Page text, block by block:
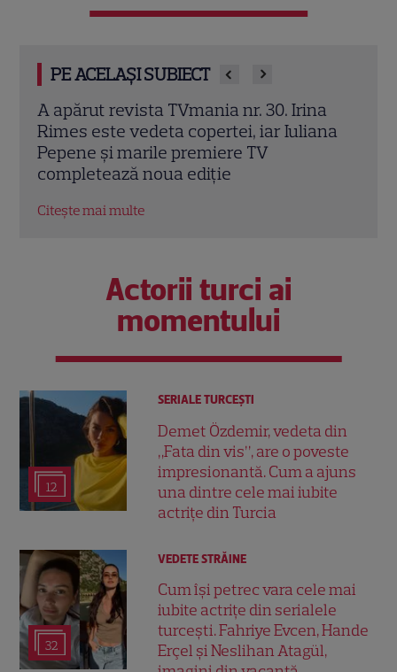
PE ACELAȘI SUBIECT
30. Irina
Iuliana
Irina Rimes dezvăluie „arma” din noul
sezon „Vocea României”. Butonul
schimbă jocul: „L-am folosit cu
EXCLUSIV
Citește mai multe
Actorii turci ai
momentului
12
SERIALE TURCEŞTI
Demet Özdemir, vedeta din
„Fata din vis”, are o poveste
impresionantă. Cum a ajuns
una dintre cele mai iubite
actrițe din Turcia
32
VEDETE STRĂINE
Cum își petrec vara cele mai
iubite actrițe din serialele
turcești. Fahriye Evcen, Hande
Erçel și Neslihan Atagül,